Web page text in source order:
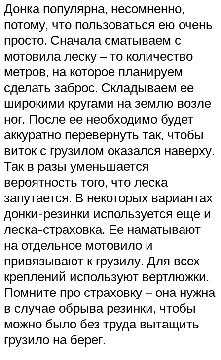
Донка популярна, несомненно,
потому, что пользоваться ею очень
просто. Сначала сматываем с
мотовила леску – то количество
метров, на которое планируем
сделать заброс. Складываем ее
широкими кругами на землю возле
ног. После ее необходимо будет
аккуратно перевернуть так, чтобы
виток с грузилом оказался наверху.
Так в разы уменьшается
вероятность того, что леска
запутается. В некоторых вариантах
донки-резинки используется еще и
леска-страховка. Ее наматывают
на отдельное мотовило и
привязывают к грузилу. Для всех
креплений используют вертлюжки.
Помните про страховку – она нужна
в случае обрыва резинки, чтобы
можно было без труда вытащить
грузило на берег.